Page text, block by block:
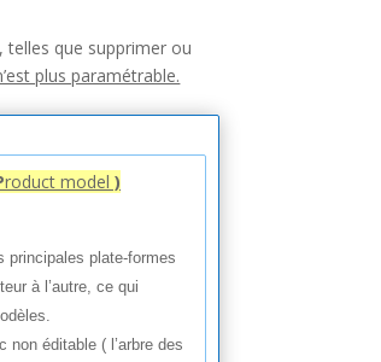
telles que supprimer ou
plus paramétrable.
roduct model )
principales plate-formes
à l’autre, ce qui
éditable ( l’arbre des